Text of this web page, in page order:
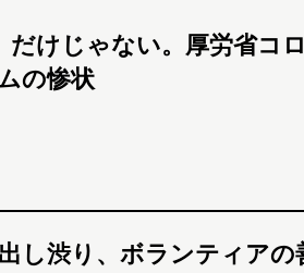
だけじゃない。厚労省コ
の惨状
し渋り、ボランティアの